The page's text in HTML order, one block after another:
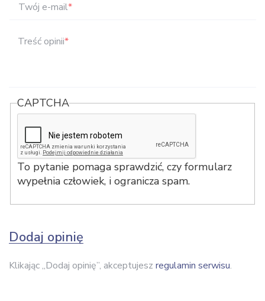
Twój e-mail*
Treść opinii*
CAPTCHA
To pytanie pomaga sprawdzić, czy formularz
wypełnia człowiek, i ogranicza spam.
Dodaj opinię
Klikając „Dodaj opinię”, akceptujesz regulamin serwisu.